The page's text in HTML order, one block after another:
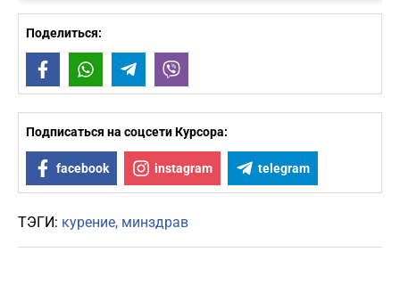
Поделиться:
FacebookWhatsAppTelegram
Подписаться на соцсети Курсора:
facebook instagram telegram
ТЭГИ: курение минздрав